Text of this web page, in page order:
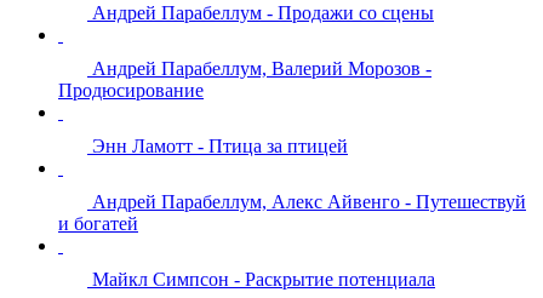
Андрей Парабеллум - Продажи со сцены
Андрей Парабеллум, Валерий Морозов -
Продюсирование
Энн Ламотт - Птица за птицей
Андрей Парабеллум, Алекс Айвенго - Путешествуй
и богатей
Майкл Симпсон - Раскрытие потенциала